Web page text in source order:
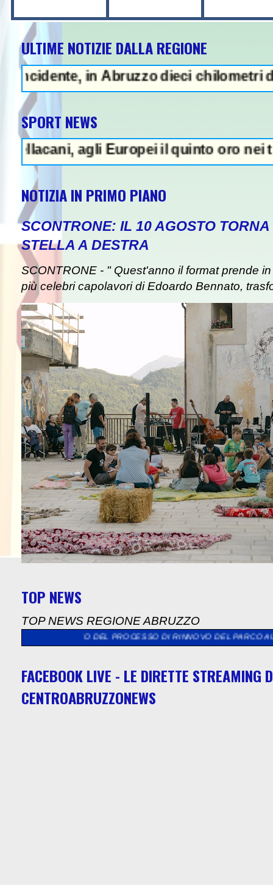
ULTIME NOTIZIE DALLA REGIONE
in Abruzzo dieci chilometri di coda
SPORT NEWS
agli Europei il quinto oro nei tuffi
NOTIZIA IN PRIMO PIANO
SCONTRONE: IL 10 AGOSTO
STELLA A DESTRA
SCONTRONE - " Quest'anno il format prende
più celebri capolavori di Edoardo Bennato,
TOP NEWS
TOP NEWS REGIONE ABRUZZO
DEL PROCESSO DI RINNOVO DEL PARCO AUTO >>
FACEBOOK LIVE - LE DIRETTE STREAMING
CENTROABRUZZONEWS
- Sparatoria in una scuola a